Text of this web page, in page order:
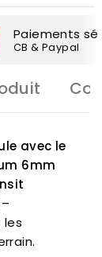
Paiements
CB & Paypal
avec le
6mm
–
les